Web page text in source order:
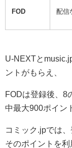
FOD 配信
U-NEXTと
ントがもらえ、
FODは登録後、8
中最大900ポイン
コミック.jpでは
そのポイントを利